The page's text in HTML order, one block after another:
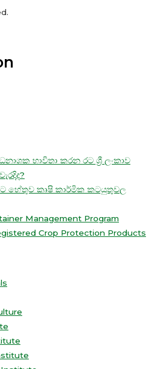
භාවිතා කරන රට ශ්‍රී ලංකාව
හේතුව කෘෂි කාර්මික කටයුතුවල
Management Program
Crop Protection Products